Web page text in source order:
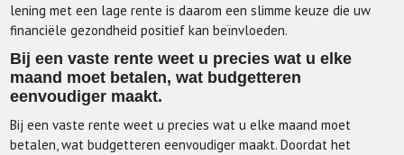
lening met een lage rente is daarom een slimme keuze die uw
financiële gezondheid positief kan beïnvloeden.
Bij een vaste rente weet u precies wat u elke
maand moet betalen, wat budgetteren
eenvoudiger maakt.
Bij een vaste rente weet u precies wat u elke maand moet
betalen, wat budgetteren eenvoudiger maakt. Doordat het